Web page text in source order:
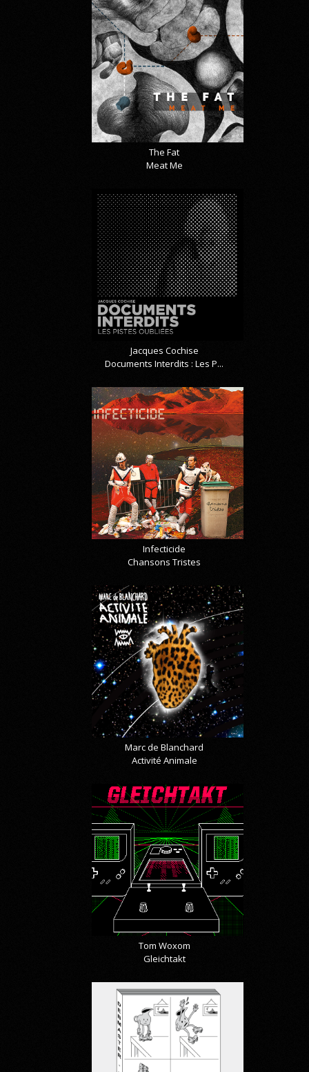
The Fat
Meat Me
Jacques Cochise
Documents Interdits : Les P...
Infecticide
Chansons Tristes
Marc de Blanchard
Activité Animale
Tom Woxom
Gleichtakt